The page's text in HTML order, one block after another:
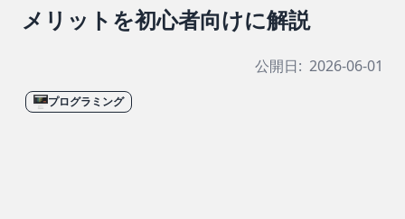
メリットを初心者向けに解説
公開日: 2026-06-01
プログラミング